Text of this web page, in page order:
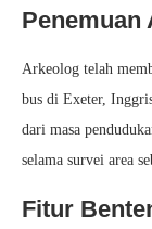
Penemuan
Arkeolog telah
bus di Exeter,
dari masa
selama survei area
Fitur